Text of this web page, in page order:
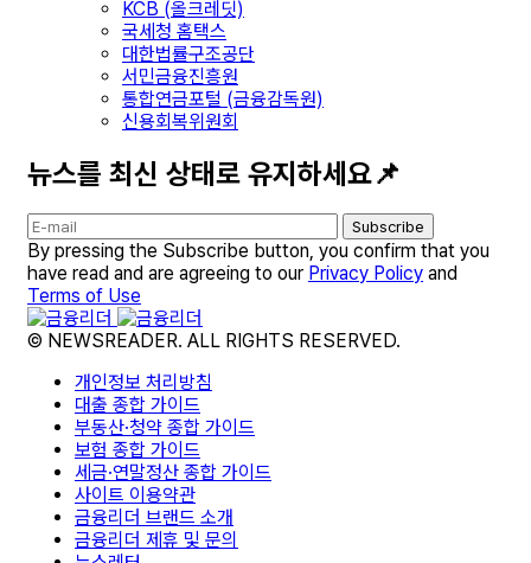
KCB (올크레딧)
국세청 홈택스
대한법률구조공단
서민금융진흥원
통합연금포털 (금융감독원)
신용회복위원회
뉴스를 최신 상태로 유지하세요📌
Subscribe
By pressing the Subscribe button, you confirm that you
have read and are agreeing to our Privacy Policy and
Terms of Use
© NEWSREADER. ALL RIGHTS RESERVED.
개인정보 처리방침
대출 종합 가이드
부동산·청약 종합 가이드
보험 종합 가이드
세금·연말정산 종합 가이드
사이트 이용약관
금융리더 브랜드 소개
금융리더 제휴 및 문의